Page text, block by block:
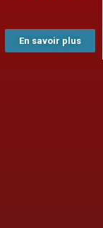
En savoir plus